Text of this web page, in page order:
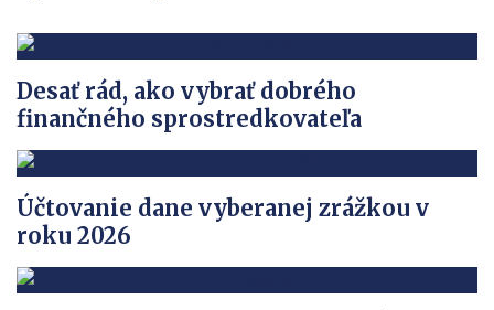
Desať rád, ako vybrať dobrého
finančného sprostredkovateľa
Účtovanie dane vyberanej zrážkou v
roku 2026